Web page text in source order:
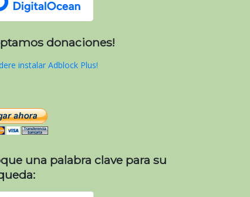
donaciones!
instalar Adblock Plus!
una palabra clave para su